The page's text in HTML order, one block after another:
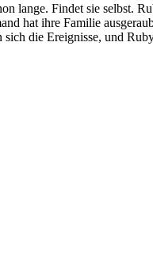
lange. Findet sie selbst.
hat ihre Familie
die Ereignisse, und